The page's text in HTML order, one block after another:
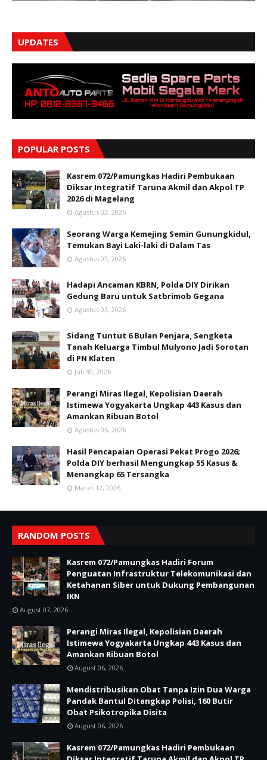
UPDATES
POPULAR POSTS
Kasrem 072/Pamungkas Hadiri Pembukaan
Diksar Integratif Taruna Akmil dan Akpol TP
2026 di Magelang
Agustus 03, 2026
Seorang Warga Kemejing Semin Gunungkidul,
Temukan Bayi Laki-laki di Dalam Tas
Agustus 03, 2026
Hadapi Ancaman KBRN, Polda DIY Dirikan
Gedung Baru untuk Satbrimob Gegana
Agustus 03, 2026
Sidang Tuntut 6 Bulan Penjara, Sengketa
Tanah Keluarga Timbul Mulyono Jadi Sorotan
di PN Klaten
Juli 30, 2026
Perangi Miras Ilegal, Kepolisian Daerah
Istimewa Yogyakarta Ungkap 443 Kasus dan
Amankan Ribuan Botol
Agustus 06, 2026
Hasil Pencapaian Operasi Pekat Progo 2026;
Polda DIY berhasil Mengungkap 55 Kasus &
Menangkap 65 Tersangka
Maret 12, 2026
RANDOM POSTS
Kasrem 072/Pamungkas Hadiri Forum
Penguatan Infrastruktur Telekomunikasi dan
Ketahanan Siber untuk Dukung Pembangunan
IKN
August 07, 2026
Perangi Miras Ilegal, Kepolisian Daerah
Istimewa Yogyakarta Ungkap 443 Kasus dan
Amankan Ribuan Botol
August 06, 2026
Mendistribusikan Obat Tanpa Izin Dua Warga
Pandak Bantul Ditangkap Polisi, 160 Butir
Obat Psikotropika Disita
August 06, 2026
Kasrem 072/Pamungkas Hadiri Pembukaan